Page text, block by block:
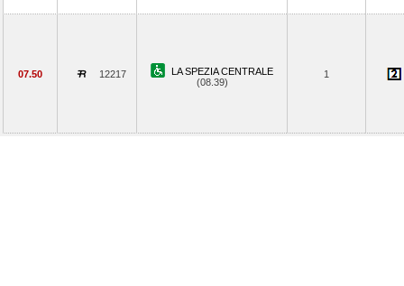
07.50 12217
LA SPEZIA CENTRALE
(08.39)
1